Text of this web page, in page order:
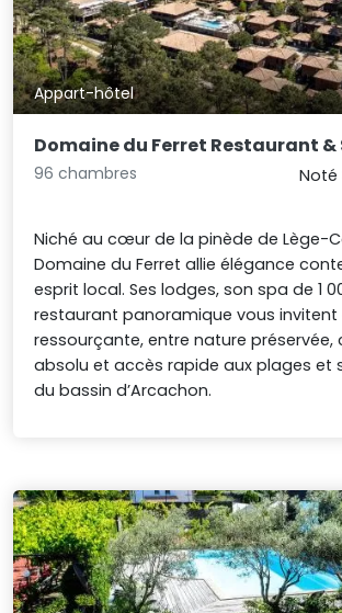
Appart-hôtel
Domaine du Ferret Restaurant &
96 chambres
Noté
Niché au cœur de la pinède de Lège-
Domaine du Ferret allie élégance
esprit local. Ses lodges, son spa de 1
restaurant panoramique vous invitent
ressourçante, entre nature préservée,
absolu et accès rapide aux plages et
du bassin d’Arcachon.